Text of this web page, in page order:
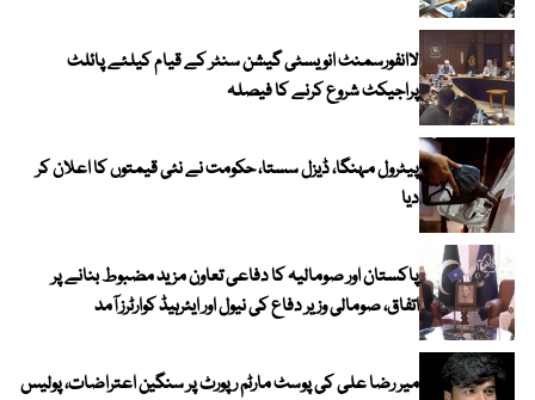
لاانفورسمنٹ انویسٹی گیشن سنٹر کے قیام کیلئے پائلٹ
پراجیکٹ شروع کرنے کا فیصلہ
پیٹرول مہنگا، ڈیزل سستا، حکومت نے نئی قیمتوں کا اعلان کر
دیا
پاکستان اور صومالیہ کا دفاعی تعاون مزید مضبوط بنانے پر
اتفاق، صومالی وزیر دفاع کی نیول اور ایئرہیڈ کوارٹرز آمد
میر رضا علی کی پوسٹ مارٹم رپورٹ پر سنگین اعتراضات، پولیس